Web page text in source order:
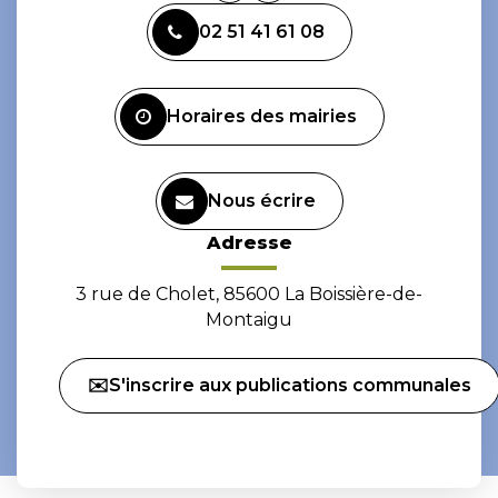
le
compte
le
compte
02 51 41 61 08
Horaires des mairies
Nous écrire
Adresse
3 rue de Cholet, 85600 La Boissière-de-
Montaigu
✉️S'inscrire aux publications communales